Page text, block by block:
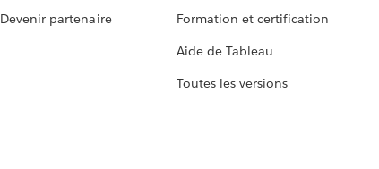
Devenir partenaire
Formation et certification
Aide de Tableau
Toutes les versions